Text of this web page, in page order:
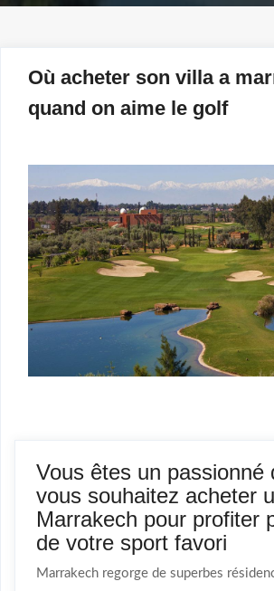
Où acheter son villa a
quand on aime le golf
Vous êtes un passionné
vous souhaitez acheter
Marrakech pour profiter
de votre sport favori
Marrakech regorge de superbes